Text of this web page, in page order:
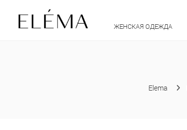
ЖЕНСКАЯ ОДЕЖДА
Elema